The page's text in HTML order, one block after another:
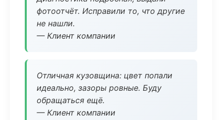
фотоотчёт. Исправили то, что другие
не нашли.
— Клиент компании
Отличная кузовщина: цвет попали
идеально, зазоры ровные. Буду
обращаться ещё.
— Клиент компании